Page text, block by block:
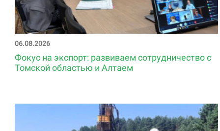
06.08.2026
Фокус на экспорт: развиваем сотрудничество с
Томской областью и Алтаем